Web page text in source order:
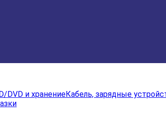
DVD и хранениеКабель, зарядные